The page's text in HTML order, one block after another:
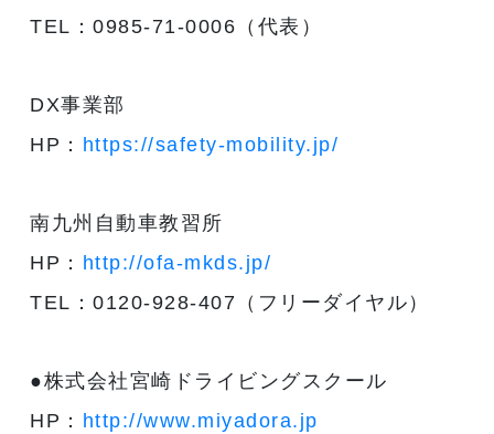
TEL：0985-71-0006（代表）
DX事業部
HP： https://safety-mobility.jp/
南九州自動車教習所
HP： http://ofa-mkds.jp/
TEL：0120-928-407（フリーダイヤル）
●株式会社宮崎ドライビングスクール
HP： http://www.miyadora.jp